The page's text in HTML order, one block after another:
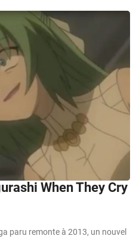
When They Cry
paru remonte à 2013, un nouvel